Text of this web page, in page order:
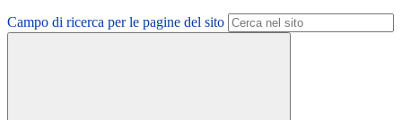
Campo di ricerca per le pagine del sito